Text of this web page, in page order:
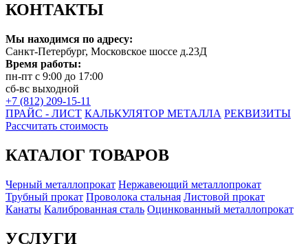
КОНТАКТЫ
Мы находимся по адресу:
Санкт-Петербург, Московское шоссе д.23Д
Время работы:
пн-пт с 9:00 до 17:00
сб-вс выходной
+7 (812) 209-15-11
ПРАЙС - ЛИСТ КАЛЬКУЛЯТОР МЕТАЛЛА РЕКВИЗИТЫ
Рассчитать стоимость
КАТАЛОГ ТОВАРОВ
Черный металлопрокат Нержавеющий металлопрокат
Трубный прокат Проволока стальная Листовой прокат
Канаты Калиброванная сталь Оцинкованный металлопрокат
УСЛУГИ